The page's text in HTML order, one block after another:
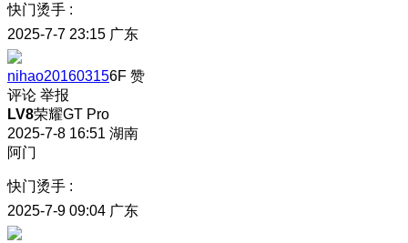
快门烫手 :
2025-7-7 23:15 广东
nihao201603156F 赞
评论 举报
LV8荣耀GT Pro
2025-7-8 16:51 湖南
阿门
快门烫手 :
2025-7-9 09:04 广东